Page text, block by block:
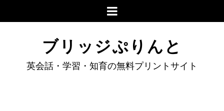
ブリッジぷりんと
英会話・学習・知育の無料プリントサイト